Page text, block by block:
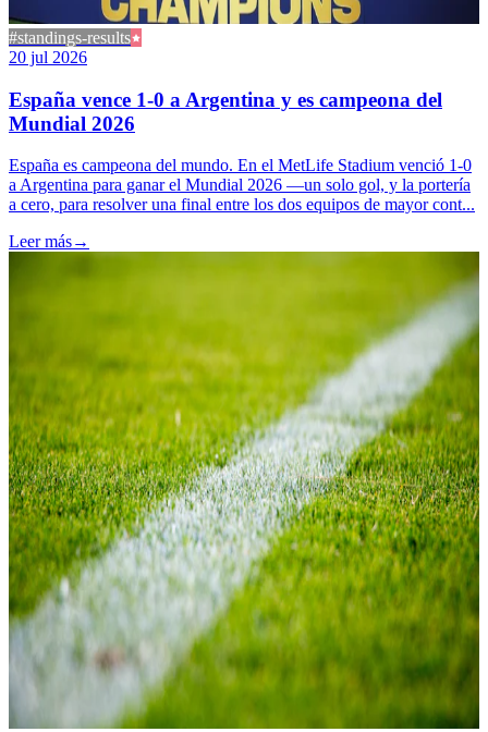
#standings-results
20 jul 2026
España vence 1-0 a Argentina y es campeona del
Mundial 2026
España es campeona del mundo. En el MetLife Stadium venció 1-0
a Argentina para ganar el Mundial 2026 —un solo gol, y la portería
a cero, para resolver una final entre los dos equipos de mayor cont...
Leer más→